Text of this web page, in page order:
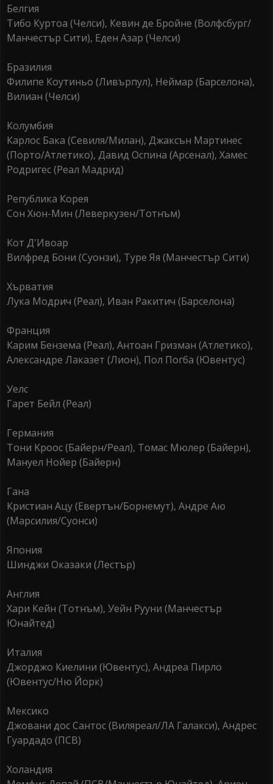
Белгия
Тибо Куртоа (Челси), Кевин де Бройне (Волфсбург/
Манчестър Сити), Еден Азар (Челси)
Бразилия
Филипе Коутиньо (Ливърпул), Неймар (Барселона),
Вилиан (Челси)
Колумбия
Карлос Бака (Севиля/Милан), Джаксън Maртинес
(Порто/Атлетико), Давид Oспина (Aрсенал), Хамес
Родригес (Реал Мадрид)
Република Корея
Сон Хюн-Мин (Леверкузен/Тотнъм)
Кот Д'Ивоар
Вилфред Бони (Суонзи), Туре Яя (Манчестър Cити)
Хърватия
Лука Moдрич (Реал), Иван Ракитич (Барселона)
Франция
Карим Бензема (Реал), Антоан Гризман (Атлетико),
Александре Лаказет (Лион), Пол Погба (Ювентус)
Уелс
Гарет Бейл (Реал)
Германия
Тони Kроос (Байерн/Реал), Томас Mюлер (Байерн),
Мануел Нойер (Байерн)
Гана
Кристиан Aцу (Eвертън/Борнемут), Андре Aю
(Maрсилия/Суонси)
Япония
Шинджи Oкaзаки (Лестър)
Англия
Хари Кейн (Toтнъм), Уейн Рууни (Манчестър
Юнайтед)
Италия
Джорджо Киелини (Ювентус), Андреа Пирло
(Ювентус/Ню Йорк)
Meксико
Джовани дос Сантос (Виляреал/ЛА Галакси), Андрес
Гуардадо (ПСВ)
Холандия